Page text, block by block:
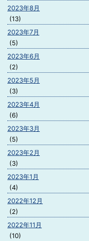
2023年8月
(13)
2023年7月
(5)
2023年6月
(2)
2023年5月
(3)
2023年4月
(6)
2023年3月
(5)
2023年2月
(3)
2023年1月
(4)
2022年12月
(2)
2022年11月
(10)